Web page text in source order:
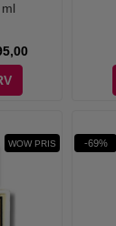
WOW PRIS -69%